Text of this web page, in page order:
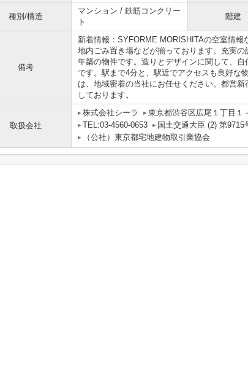
種別/構造
マンション / 鉄筋コンクリー
ト
階建
備考
新着情報：SYFORME MORISHITAの空室情
地内ごみ置き場などが揃っております。充実
年築の物件です。造りとデザインに関して、
です。駅まで4分と、駅近でアクセスも良好な
は、地域密着の当社にお任せください。都営
しております。
取扱会社
株式会社シーラ
東京都渋谷区広尾１丁目１
TEL:03-4560-0653
国土交通大臣 (2) 第9715
（公社）東京都宅地建物取引業協会